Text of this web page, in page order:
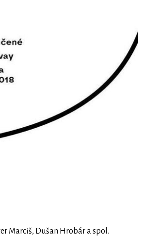
Marciš, Dušan Hrobár a spol.